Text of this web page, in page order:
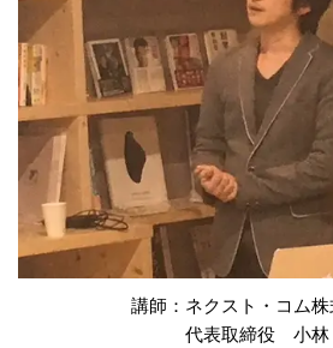
講師：ネクスト・コム
代表取締役 小林